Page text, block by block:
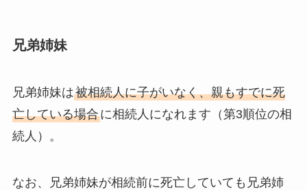
兄弟姉妹
兄弟姉妹は被相続人に子がいなく、親もすでに死
亡している場合に相続人になれます（第3順位の相
続人）。
なお、兄弟姉妹が相続前に死亡していても兄弟姉